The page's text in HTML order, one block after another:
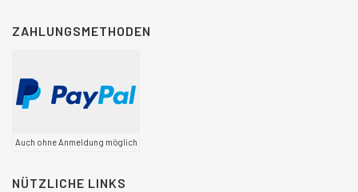
ZAHLUNGSMETHODEN
Auch ohne Anmeldung möglich
NÜTZLICHE LINKS